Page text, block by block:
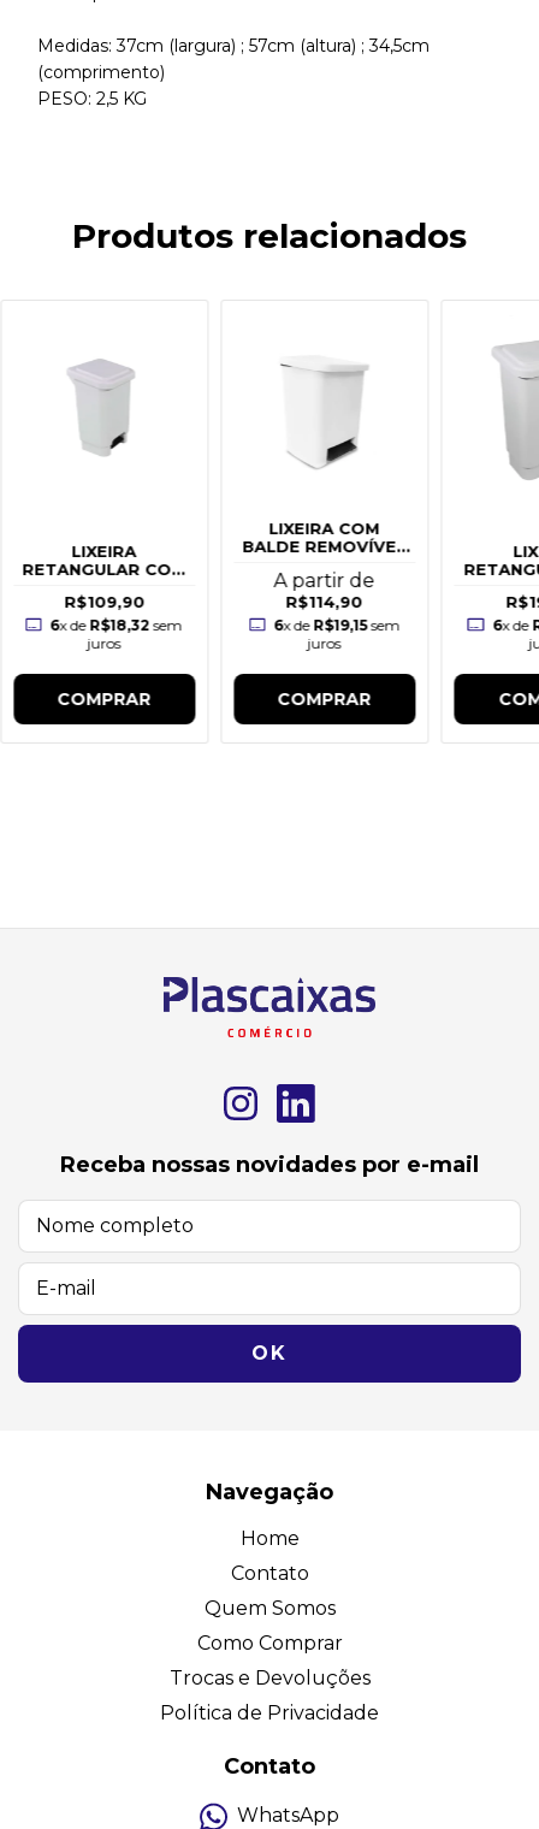
Medidas: 37cm (largura) ; 57cm (altura) ; 34,5cm
(comprimento)
PESO: 2,5 KG
Produtos relacionados
LIXEIRA
RETANGULAR COM
R$109,90
6x de R$18,32 sem
juros
COMPRAR
LIXEIRA COM
BALDE REMOVÍVEL
A partir de
R$114,90
6x de R$19,15sem
juros
COMPRAR
6x de
Receba nossas novidades por e-mail
Navegação
Home
Contato
Quem Somos
Como Comprar
Trocas e Devoluções
Política de Privacidade
Contato
WhatsApp